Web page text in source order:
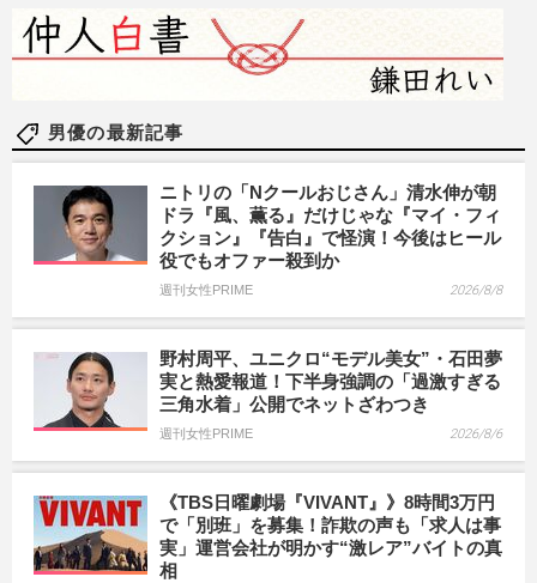
男優の最新記事
ニトリの「Nクールおじさん」清水伸が朝
ドラ『風、薫る』だけじゃな『マイ・フィ
クション』『告白』で怪演！今後はヒール
役でもオファー殺到か
週刊女性PRIME 2026/8/8
野村周平、ユニクロ“モデル美女”・石田夢
実と熱愛報道！下半身強調の「過激すぎる
三角水着」公開でネットざわつき
週刊女性PRIME 2026/8/6
《TBS日曜劇場『VIVANT』》8時間3万円
で「別班」を募集！詐欺の声も「求人は事
実」運営会社が明かす“激レア”バイトの真
相